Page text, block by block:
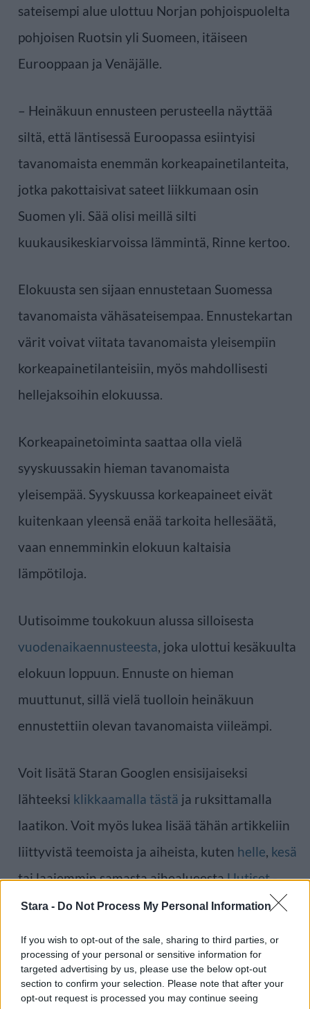
Stara - Do Not Process My Personal Information
If you wish to opt-out of the sale, sharing to third parties, or
processing of your personal or sensitive information for
targeted advertising by us, please use the below opt-out
section to confirm your selection. Please note that after your
opt-out request is processed you may continue seeing
sateisempi alue ulottuu Norjan pohjoispuolelta
pohjoisen Ruotsin yli Suomeen, itäiseen
Eurooppaan ja Venäjälle.
– Heinäkuun ennusteen perusteella näyttää
siltä, että läntisessä Euroopassa esiintyisi
tavanomaista enemmän korkeapainetilanteita,
jotka pakottaisivat sateet liikkumaan osin
Suomen yli. Sää olisi meillä silti
kuukausikeskiarvoissa lämmintä, Rinne kertoo.
Elokuusta sen sijaan ennustetaan Suomessa
tavanomaista vähäsateisempaa. Ennustekartan
värit voivat viitata tavanomaista yleisempiin
korkeapainetilanteisiin, myös mahdollisesti
hellejaksoihin elokuussa.
Korkeapainetoiminta saattaa olla vielä
syyskuussakin hieman tavanomaista
yleisempää. Syyskuussa korkeapaineet eivät
kuitenkaan yleensä enää tarkoita hellesäätä,
vaan ennemminkin elokuun kaltaisia
lämpötiloja.
Uutisoimme toukokuun alussa silloisesta
vuodenaikaennusteesta, joka ulottui kesäkuulta
elokuun loppuun. Ennuste on hieman
muuttunut, sillä vielä tuolloin heinäkuun
ennustettiin olevan tavanomaista viileämpi.
Voit lisätä Staran Googlen ensisijaiseksi
lähteeksi klikkaamalla tästä ja ruksittamalla
laatikon. Voit myös lukea lisää tähän artikkeliin
liittyvistä teemoista ja aiheista, kuten helle, kesä
tai laajemmin samasta aihealueestaUutiset-
osioistamme.
Ilmoita virheestä·Tietoa meistä·Toimitusperiaatteet